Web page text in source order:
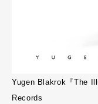
Yugen Blakrok『The
Records